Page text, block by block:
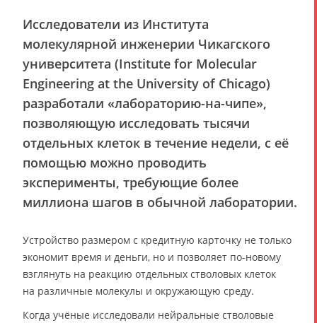
Исследователи из Института
молекулярной инженерии Чикагского
университета (Institute for Molecular
Engineering at the University of Chicago)
разработали «лабораторию-на-чипе»,
позволяющую исследовать тысячи
отдельных клеток в течение недели, с её
помощью можно проводить
эксперименты, требующие более
миллиона шагов в обычной лаборатории.
Устройство размером с кредитную карточку не только
экономит время и деньги, но и позволяет по-новому
взглянуть на реакцию отдельных стволовых клеток
на различные молекулы и окружающую среду.
Когда учёные исследовали нейральные стволовые